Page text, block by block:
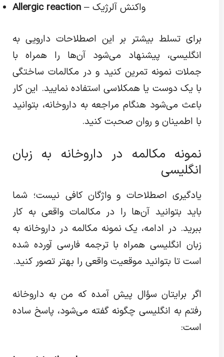
Allergic reaction
– واکنش آلرژیک
برای تسلط بیشتر بر این اصطلاحات دارویی به
انگلیسی، پیشنهاد می‌شود آن‌ها را همراه با
جملات نمونه تمرین کنید و در مکالمات ساختگی
با یک دوست یا همکلاسی استفاده نمایید. این کار
باعث می‌شود هنگام مراجعه به داروخانه، بتوانید
با اطمینان و روان صحبت کنید.
نمونه مکالمه در داروخانه به زبان
انگلیسی
یادگیری اصطلاحات و واژگان کافی نیست؛ شما
باید بتوانید آن‌ها را در مکالمات واقعی به کار
ببرید. در ادامه، یک نمونه مکالمه در داروخانه به
زبان انگلیسی همراه با ترجمه فارسی آورده شده
است تا بتوانید موقعیت واقعی را بهتر تصور کنید.
اگر برایتان سؤال پیش آمده که من به داروخانه
رفتم به انگلیسی چگونه گفته می‌شود، پاسخ ساده
است: